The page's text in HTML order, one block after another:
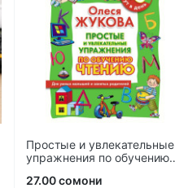
Простые и увлекательные
упражнения по обучению
27.00 сомони